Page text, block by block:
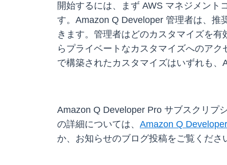
開始するには、まず AWS マネジメント
す。Amazon Q Developer 管理者は、推
きます。管理者はどのカスタマイズを
らプライベートなカスタマイズへのア
で構築されたカスタマイズはいずれも、
Amazon Q Developer Pro サブスクリプ
の詳細については、 Amazon Q Developer
か、お知らせのブログ投稿をご覧くださ